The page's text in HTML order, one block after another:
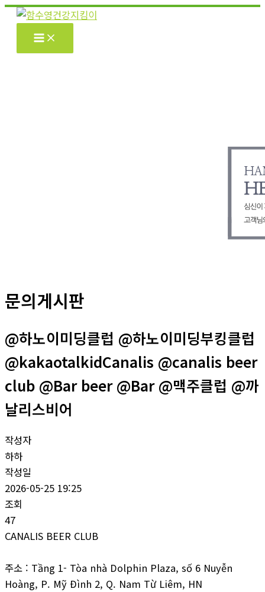
콘
문의게시판
@하노이미딩클럽 @하노이미딩부킹클럽
@kakaotalkidCanalis @canalis beer
club @Bar beer @Bar @맥주클럽 @까
날리스비어
작성자
하하
작성일
2026-05-25 19:25
조회
47
CANALIS BEER CLUB
주소 : Tầng 1- Tòa nhà Dolphin Plaza, số 6 Nuyễn
Hoàng, P. Mỹ Đình 2, Q. Nam Từ Liêm, HN